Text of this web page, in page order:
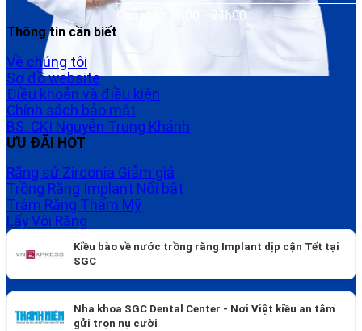
Chủ nhật: 8h00 - 21h00
Thông tin cần biết
Về chúng tôi
Sơ đồ website
Điều khoản và điều kiện
Chính sách bảo mật
BS. CKI Nguyễn Trung Khánh
ƯU ĐÃI HOT
Răng sứ Zirconia
Trồng Răng Implant
Trám Răng Thẩm Mỹ
Lấy Vôi Răng
Kiều bào về nước trồng răng Implant dịp cận Tết tại
SGC
Nha khoa SGC Dental Center - Nơi Việt kiều an tâm
gửi trọn nụ cười